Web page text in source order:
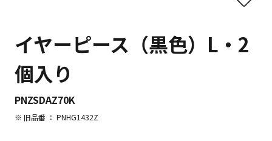
イヤーピース（黒色）L・2
個入り
PNZSDAZ70K
※ 旧品番 ： PNHG1432Z